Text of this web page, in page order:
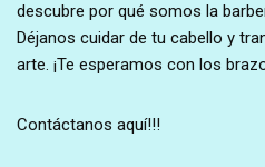
descubre por qué somos la
Déjanos cuidar de tu cabello y
arte. ¡Te esperamos con los
Contáctanos aquí!!!